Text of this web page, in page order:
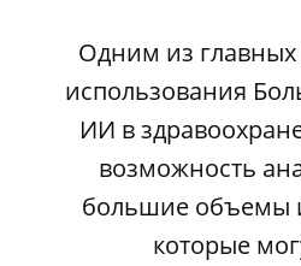
Одним из
использования
ИИ в
возможность
большие объемы
которые